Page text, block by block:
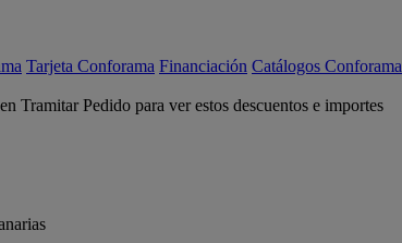
Tarjeta Conforama Financiación Catálogos Conforama
Tramitar Pedido para ver estos descuentos e importes